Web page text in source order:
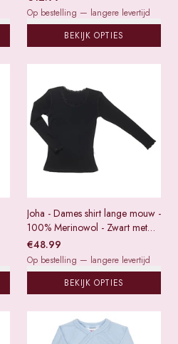
Op bestelling — langere levertijd
BEKIJK OPTIES
Joha - Dames shirt lange mouw -
100% Merinowol - Zwart met
kantje
€48.99
Op bestelling — langere levertijd
BEKIJK OPTIES